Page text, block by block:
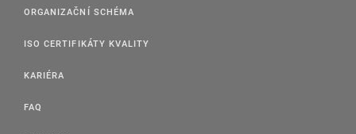
ORGANIZAČNÍ SCHÉMA
ISO CERTIFIKÁTY KVALITY
KARIÉRA
FAQ